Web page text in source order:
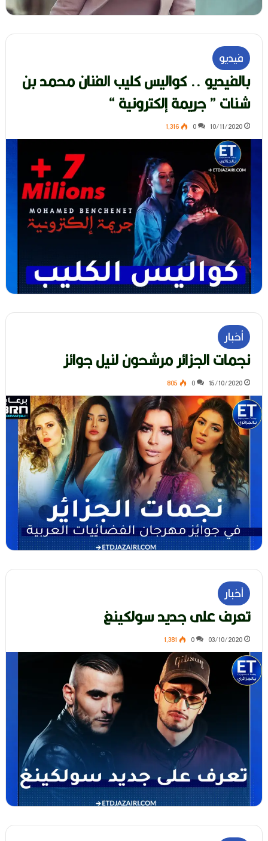
فيديو
بالفيديو .. كواليس كليب الفنان محمد بن
شنات ” جريمة إلكترونية “
10/11/2020
0 1٬316
أخبار
نجمات الجزائر مرشحون لنيل جوائز
15/10/2020
0
805
أخبار
تعرف على جديد سولكينغ
03/10/2020
0 1٬381